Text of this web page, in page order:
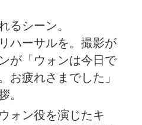
るシーン。
ハーサルを。撮影が
が「ウォンは今日で
お疲れさまでした」
。
ォン役を演じたキ